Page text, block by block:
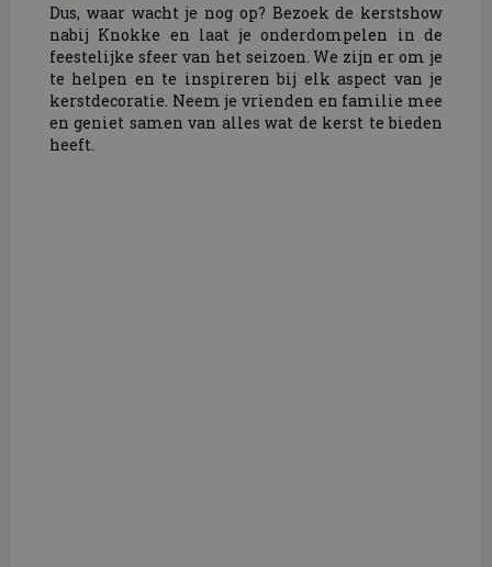
Dus, waar wacht je nog op? Bezoek de kerstshow
nabij Knokke en laat je onderdompelen in de
feestelijke sfeer van het seizoen. We zijn er om je
te helpen en te inspireren bij elk aspect van je
kerstdecoratie. Neem je vrienden en familie mee
en geniet samen van alles wat de kerst te bieden
heeft.